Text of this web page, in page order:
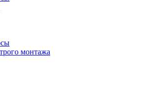
монтажа